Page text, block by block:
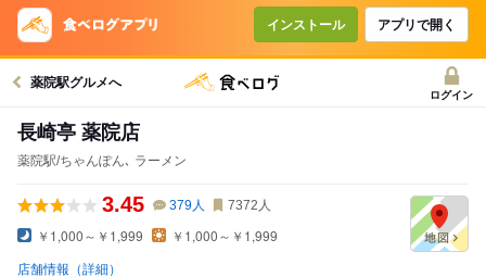
インストール アプリで開く
薬院駅グルメへ
ログイン
長崎亭 薬院店
薬院駅/ちゃんぽん､ ラーメン
3.45 379人 7372 人
￥1,000～￥1,999 ￥1,000～￥1,999
店舗情報（詳細）